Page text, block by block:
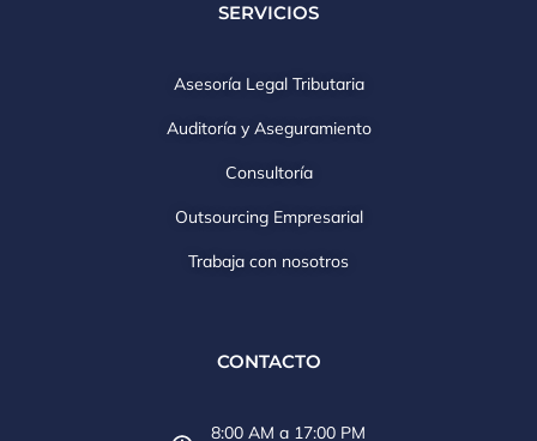
SERVICIOS
Asesoría Legal Tributaria
Auditoría y Aseguramiento
Consultoría
Outsourcing Empresarial
Trabaja con nosotros
CONTACTO
8:00 AM a 17:00 PM